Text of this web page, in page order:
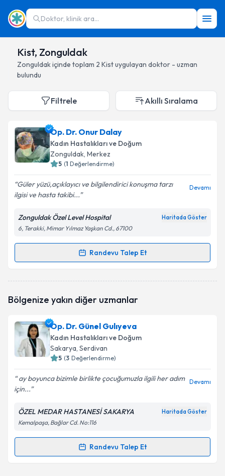
Doktor, klinik ara...
Kist, Zonguldak
Zonguldakiçinde toplam 2 Kistuygulayan doktor - uzman
bulundu
Filtrele Akıllı Sıralama
Op. Dr. Onur Dalay
Kadın Hastalıkları ve Doğum
Zonguldak, Merkez
5 (1 Değerlendirme)
Güler yüzü,açıklayıcı ve bilgilendirici konuşma tarzı
ilgisi ve hasta takibi...
Devamı
Zonguldak Özel Level Hospital Haritada Göster
6, Terakki, Mimar Yılmaz Yaşkan Cd., 67100
Randevu Talep Et
Randevu Takvimi Talebi
oluşturun. Size bu uzmandan randevu almanız için bir
E-posta Adresiniz
Kişisel verilerimin işlenmesine ilişkinAydınlatma
Bölgenize yakın diğer uzmanlar
Op. Dr. Günel Gulıyeva
Kadın Hastalıkları ve Doğum
Sakarya, Serdivan
5 (3 Değerlendirme)
ay boyunca bizimle birlikte çocuğumuzla ilgili her adım
için...
Devamı
ÖZEL MEDAR HASTANESİ SAKARYA Haritada Göster
Kemalpaşa, Bağlar Cd. No:116
Randevu Talep Et
Randevu Takvimi Talebi